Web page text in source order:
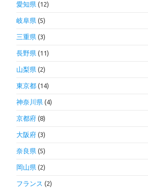
愛知県 (12)
岐阜県 (5)
三重県 (3)
長野県 (11)
山梨県 (2)
東京都 (14)
神奈川県 (4)
京都府 (8)
大阪府 (3)
奈良県 (5)
岡山県 (2)
フランス (2)